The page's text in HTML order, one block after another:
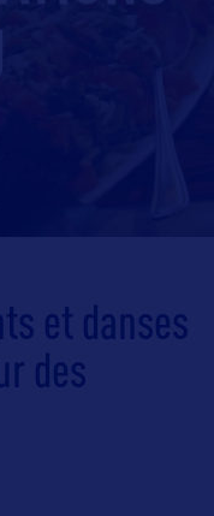
et danses
des